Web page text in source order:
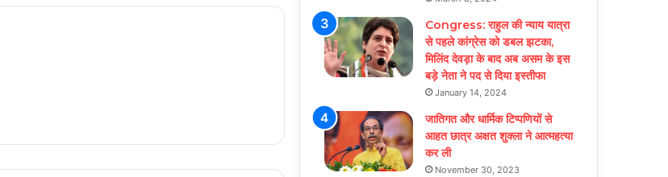
Congress: राहुल की न्याय यात्रा
से पहले कांग्रेस को डबल झटका,
मिलिंद देवड़ा के बाद अब असम के इस
बड़े नेता ने पद से दिया इस्तीफा
January 14, 2024
जातिगत और धार्मिक टिप्पणियों से
आहत छात्र अक्षत शुक्ला ने आत्महत्या
कर ली
November 30, 2023